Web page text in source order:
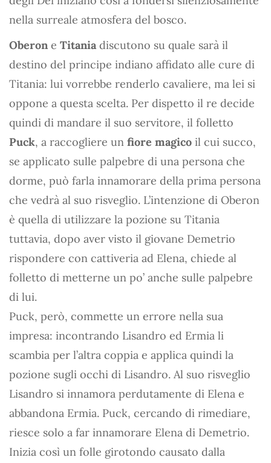
nella surreale atmosfera del bosco.
Oberon e Titania discutono su quale sarà il
destino del principe indiano affidato alle cure di
Titania: lui vorrebbe renderlo cavaliere, ma lei si
oppone a questa scelta. Per dispetto il re decide
quindi di mandare il suo servitore, il folletto
Puck, a raccogliere un fiore magico il cui succo,
se applicato sulle palpebre di una persona che
dorme, può farla innamorare della prima persona
che vedrà al suo risveglio. L’intenzione di Oberon
è quella di utilizzare la pozione su Titania
tuttavia, dopo aver visto il giovane Demetrio
rispondere con cattiveria ad Elena, chiede al
folletto di metterne un po’ anche sulle palpebre
di lui.
Puck, però, commette un errore nella sua
impresa: incontrando Lisandro ed Ermia li
scambia per l’altra coppia e applica quindi la
pozione sugli occhi di Lisandro. Al suo risveglio
Lisandro si innamora perdutamente di Elena e
abbandona Ermia. Puck, cercando di rimediare,
riesce solo a far innamorare Elena di Demetrio.
Inizia così un folle girotondo causato dalla